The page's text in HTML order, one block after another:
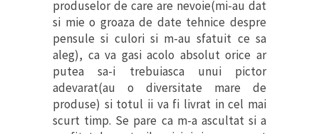
produselor de care are nevoie(mi-au dat
si mie o groaza de date tehnice despre
pensule si culori si m-au sfatuit ce sa
aleg), ca va gasi acolo absolut orice ar
putea sa-i trebuiasca unui pictor
adevarat(au o diversitate mare de
produse) si totul ii va fi livrat in cel mai
scurt timp. Se pare ca m-a ascultat si a